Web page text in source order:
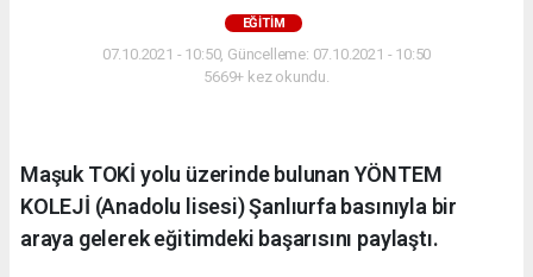
EĞITIM
07.10.2021 - 10:50, Güncelleme: 07.10.2021 - 10:50
5669+ kez okundu.
Maşuk TOKİ yolu üzerinde bulunan YÖNTEM
KOLEJİ (Anadolu lisesi) Şanlıurfa basınıyla bir
araya gelerek eğitimdeki başarısını paylaştı.